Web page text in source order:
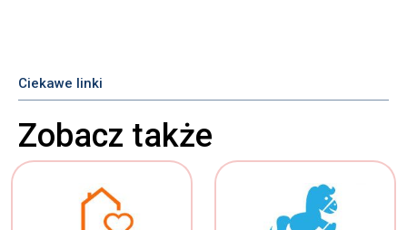
Ciekawe linki
Zobacz także